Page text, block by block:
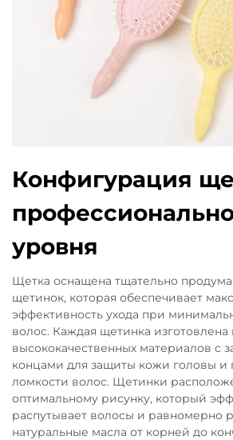
Конфигурация
уровня
Щетка оснащена тщательно
щетинок, которая обеспечивает
эффективность ухода при
волос. Каждая щетинка изготовлена
высококачественных материалов с
концами для защиты кожи головы и
ломкости волос. Щетинки
оптимальному рисунку, который
распутывает волосы и равномерно
натуральные масла от корней до